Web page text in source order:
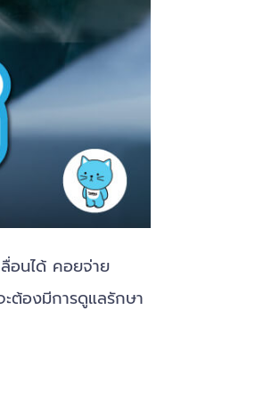
อนได้ คอยจ่าย
ต้องมีการดูแลรักษา